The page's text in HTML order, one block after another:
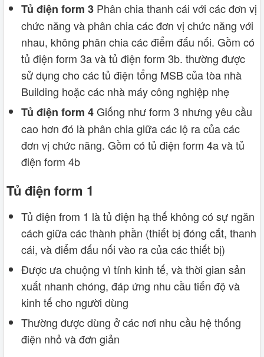
Tủ điện form 3 Phân chia thanh cái với các đơn vị
chức năng và phân chia các đơn vị chức năng với
nhau, không phân chia các điểm đấu nối. Gồm có
tủ điện form 3a và tủ điện form 3b. thường được
sử dụng cho các tủ điện tổng MSB của tòa nhà
Building hoặc các nhà máy công nghiệp nhẹ
Tủ điện form 4Giống như form 3 nhưng yêu cầu
cao hơn đó là phân chia giữa các lộ ra của các
đơn vị chức năng. Gồm có tủ điện form 4a và tủ
điện form 4b
Tủ điện form 1
Tủ điện from 1 là tủ điện hạ thế không có sự ngăn
cách giữa các thành phần (thiết bị đóng cắt, thanh
cái, và điểm đấu nối vào ra của các thiết bị)
Được ưa chuộng vì tính kinh tế, và thời gian sản
xuất nhanh chóng, đáp ứng nhu cầu tiến độ và
kinh tế cho người dùng
Thường được dùng ở các nơi nhu cầu hệ thống
điện nhỏ và đơn giản